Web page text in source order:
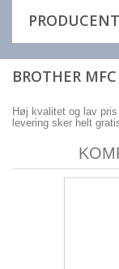
BROTHER
Høj kvalitet og lav
levering sker helt